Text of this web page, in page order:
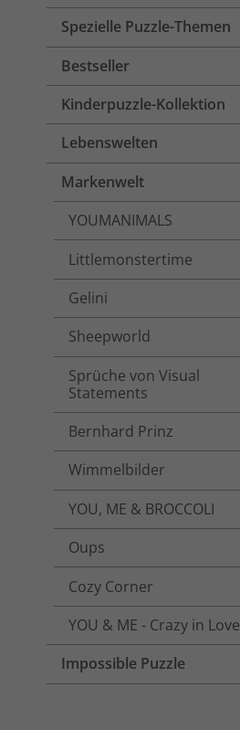
Spezielle Puzzle-Themen
Bestseller
Kinderpuzzle-Kollektion
Lebenswelten
Markenwelt
YOUMANIMALS
Littlemonstertime
Gelini
Sheepworld
Sprüche von Visual
Statements
Bernhard Prinz
Wimmelbilder
YOU, ME & BROCCOLI
Oups
Cozy Corner
YOU & ME - Crazy in Love
Impossible Puzzle